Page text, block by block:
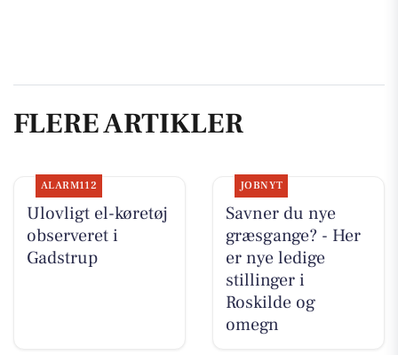
FLERE ARTIKLER
ALARM112
Ulovligt el-køretøj
observeret i
Gadstrup
JOBNYT
Savner du nye
græsgange? - Her
er nye ledige
stillinger i
Roskilde og
omegn